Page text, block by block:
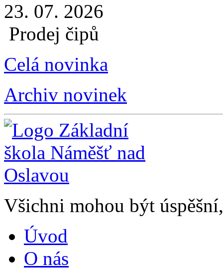
23. 07. 2026
Prodej čipů
Celá novinka
Archiv novinek
Všichni mohou být
Úvod
O nás